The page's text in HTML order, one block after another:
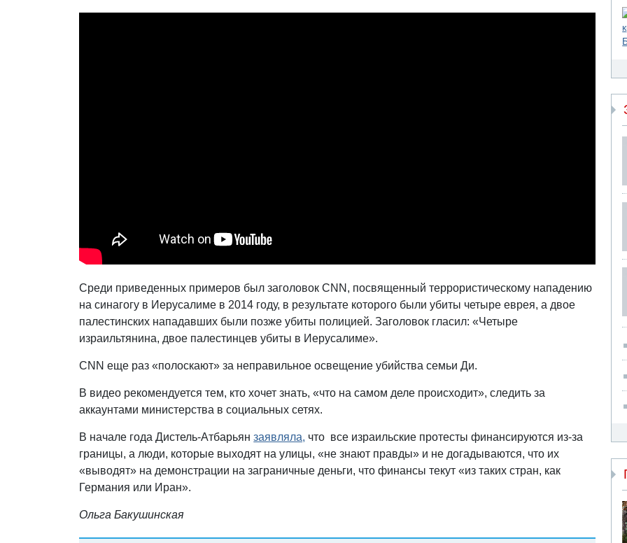
Среди приведенных примеров был заголовок CNN, посвященный террористическому нападению
на синагогу в Иерусалиме в 2014 году, в результате которого были убиты четыре еврея, а двое
палестинских нападавших были позже убиты полицией. Заголовок гласил: «Четыре
израильтянина, двое палестинцев убиты в Иерусалиме».
CNN еще раз «полоскают» за неправильное освещение убийства семьи Ди.
В видео рекомендуется тем, кто хочет знать, «что на самом деле происходит», следить за
аккаунтами министерства в социальных сетях.
В начале года Дистель-Атбарьянзаявляла, что все израильские протесты финансируются из-за
границы, а люди, которые выходят на улицы, «не знают правды» и не догадываются, что их
«выводят» на демонстрации на заграничные деньги, что финансы текут «из таких стран, как
Германия или Иран».
Ольга Бакушинская